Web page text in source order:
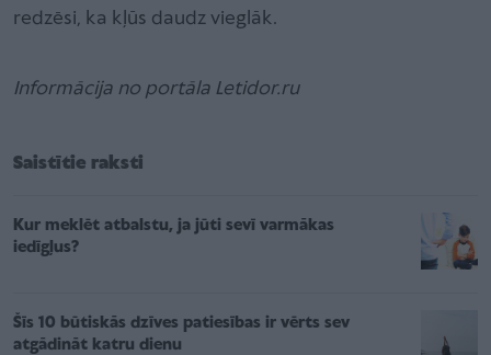
redzēsi, ka kļūs daudz vieglāk. ​
Informācija no portāla Letidor.ru
Saistītie raksti
Kur meklēt atbalstu, ja jūti sevī varmākas
iedīgļus?
Šīs 10 būtiskās dzīves patiesības ir vērts sev
atgādināt katru dienu